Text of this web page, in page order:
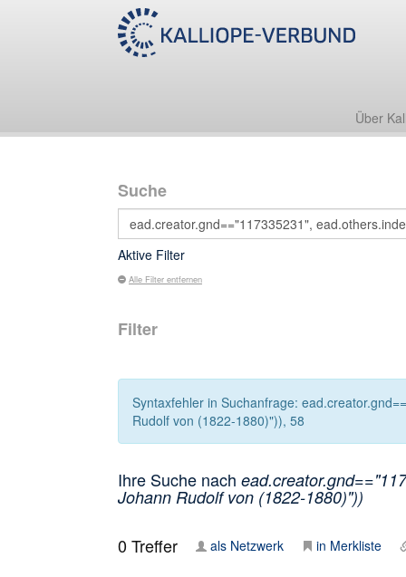
Über
Suche
Aktive Filter
Alle Filter entfernen
Filter
Syntaxfehler in Suchanfrage:
Rudolf von (1822-1880)")), 58
Ihre Suche nach
Johann Rudolf von (1822-1880)"))
0Treffer als Netzwerk in Merkliste